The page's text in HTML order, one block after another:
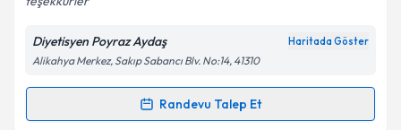
Kişisel verilerimin işlenmesine ilişkin
Metni'ni okudum ve kişisel verilerimin belirtilen
kapsamda işlenmesini kabul ediyorum.
Diyetisyen Poyraz Aydaş Haritada Göster
Alikahya Merkez, Sakıp Sabancı Blv. No:14, 41310
Randevu Talep Et
Randevu Takvimi Talebi